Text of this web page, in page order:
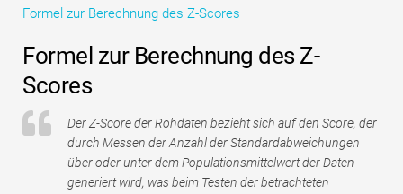
Tutorials zur Finanzmodellierung
Vollständige Form
Risikomanagement-Tutorials
Formel zur Berechnung des Z-Scores
Formel zur Berechnung des Z-
Scores
Der Z-Score der Rohdaten bezieht sich auf den Score, der
durch Messen der Anzahl der Standardabweichungen
über oder unter dem Populationsmittelwert der Daten
generiert wird, was beim Testen der betrachteten